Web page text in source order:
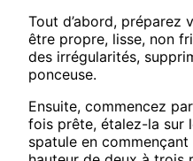
Tout d’abord, préparez
être propre, lisse, non
des irrégularités,
ponceuse.
Ensuite, commencez
fois prête, étalez-la sur
spatule en